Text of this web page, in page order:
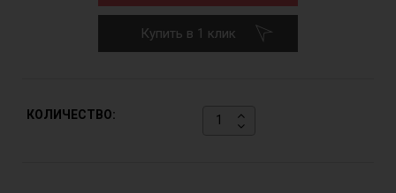
Купить в 1 клик
КОЛИЧЕСТВО: